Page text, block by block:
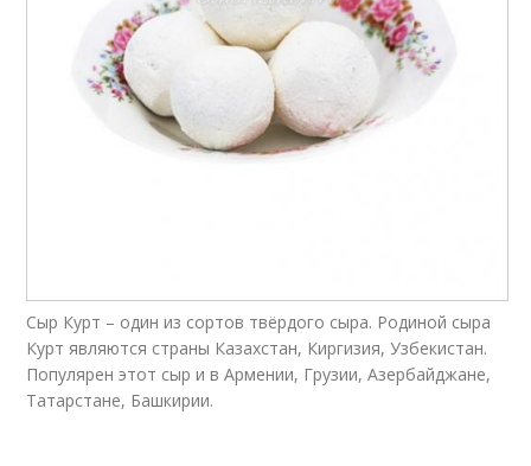
Сыр Курт – один из сортов твёрдого сыра. Родиной сыра
Курт являются страны Казахстан, Киргизия, Узбекистан.
Популярен этот сыр и в Армении, Грузии, Азербайджане,
Татарстане, Башкирии.